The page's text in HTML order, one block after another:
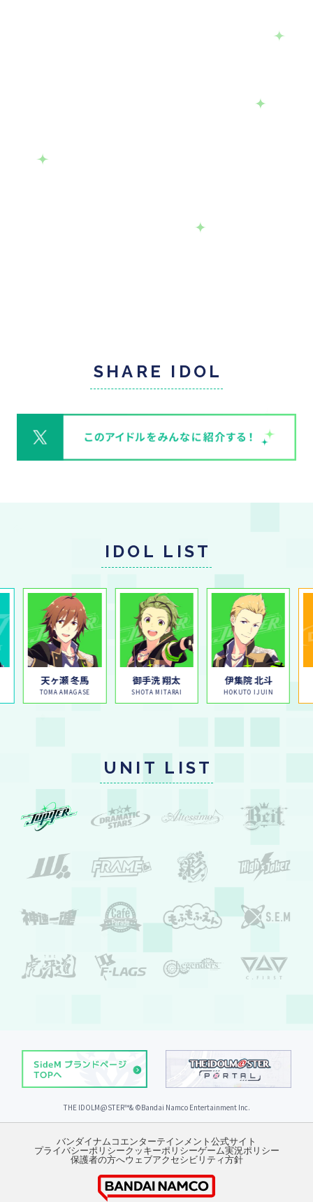
SHARE IDOL
IDOL LIST
天ヶ瀬 冬馬
TOMA AMAGASE
御手洗 翔太
SHOTA MITARAI
伊集院 北斗
HOKUTO IJUIN
UNIT LIST
THE IDOLM@STER™& ©︎Bandai Namco Entertainment Inc.
バンダイナムコエンターテインメント公式サイト
プライバシーポリシークッキーポリシーゲーム実況ポリシー
保護者の方へウェブアクセシビリティ方針